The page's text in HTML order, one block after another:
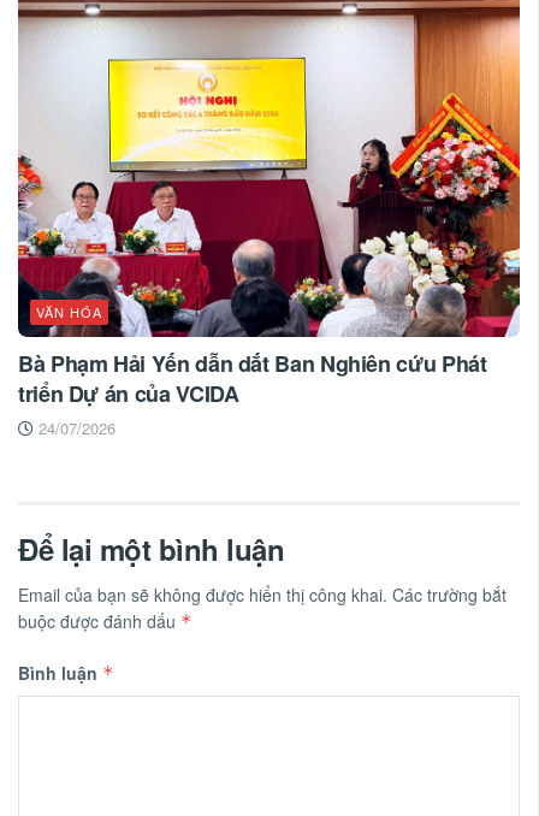
VĂN HÓA
Bà Phạm Hải Yến dẫn dắt Ban Nghiên cứu Phát
triển Dự án của VCIDA
24/07/2026
Để lại một bình luận
Email của bạn sẽ không được hiển thị công khai. Các trường bắt
buộc được đánh dấu *
Bình luận *